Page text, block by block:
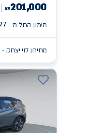
₪201,000
מימון החל מ -
מחירון לוי יצחק -